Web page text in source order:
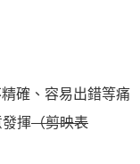
確、容易出錯等痛
揮（剪映表